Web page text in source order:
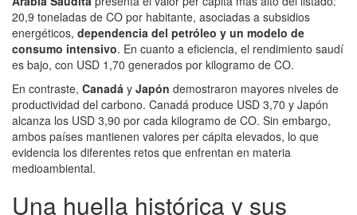
20,9 toneladas de CO por habitante, asociadas a subsidios
energéticos, dependencia del petróleo y un modelo de
consumo intensivo. En cuanto a eficiencia, el rendimiento saudí
es bajo, con USD 1,70 generados por kilogramo de CO.
En contraste, Canadá y Japón demostraron mayores niveles de
productividad del carbono. Canadá produce USD 3,70 y Japón
alcanza los USD 3,90 por cada kilogramo de CO. Sin embargo,
ambos países mantienen valores per cápita elevados, lo que
evidencia los diferentes retos que enfrentan en materia
medioambiental.
Una huella histórica y sus